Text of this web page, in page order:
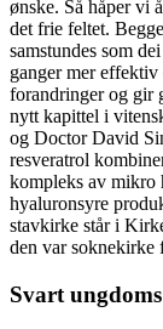
ønske. Så håper vi
det frie feltet.
samstundes som
ganger mer
forandringer og gir
nytt kapittel i
og Doctor David
resveratrol
kompleks av mikro
hyaluronsyre
stavkirke står i
den var soknekirke
Svart